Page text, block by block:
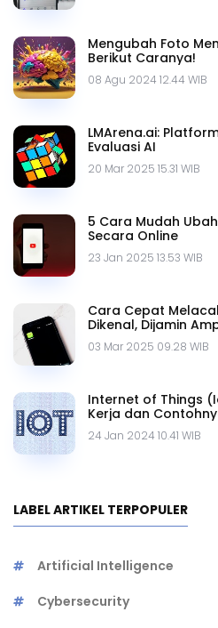
Mengubah Foto
Berikut Caranya!
08 Agu 2024 12.44 WIB
LMArena.ai:
Evaluasi AI
20 Mar 2025 15.31 WIB
5 Cara Mudah
Secara Online
23 Jan 2025 13.53 WIB
Cara Cepat
Dikenal, Dijamin
03 Mar 2025 09.28 WIB
Internet of Things
Kerja dan
24 Jan 2024 10.41 WIB
LABEL ARTIKEL TERPOPULER
Artificial Intelligence
Cybersecurity